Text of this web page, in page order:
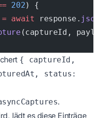
202) {
= await response. json
(captureId,
{ captureId,
status:
.
lädt es diese Einträge